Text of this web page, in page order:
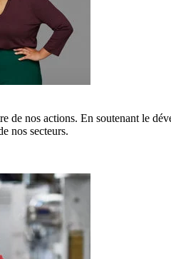
de nos actions. En soutenant le
nos secteurs.